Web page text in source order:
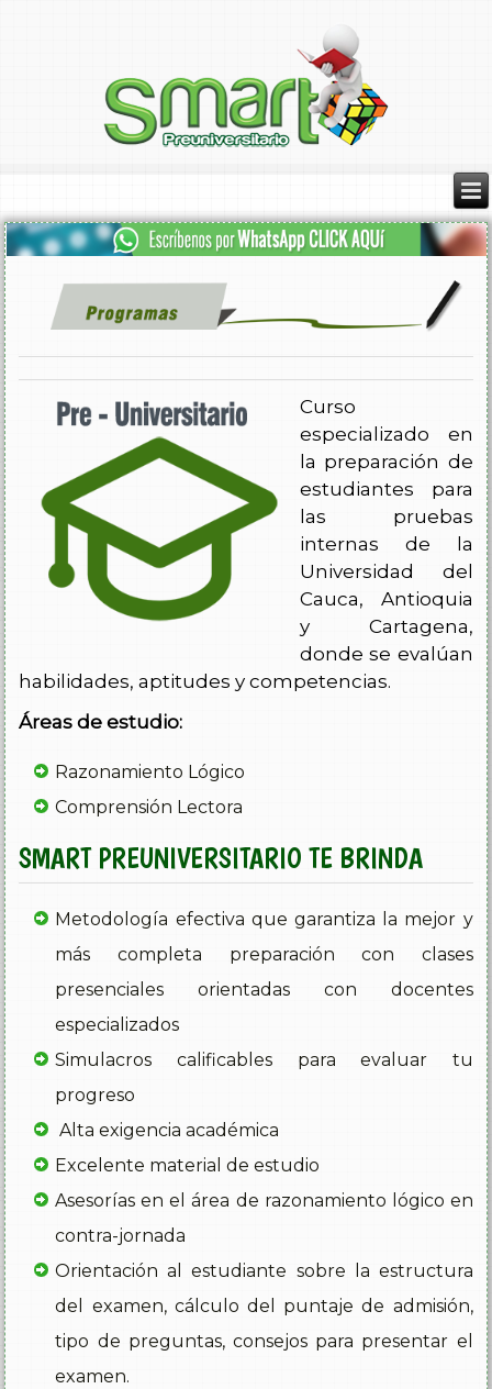
Curso
especializado en
la preparación de
estudiantes para
las pruebas
internas de la
Universidad del
Cauca, Antioquia
y Cartagena,
donde se evalúan
habilidades, aptitudes y competencias.
Áreas de estudio:
Razonamiento Lógico
Comprensión Lectora
SMART PREUNIVERSITARIO TE BRINDA
Metodología efectiva que garantiza la mejor y
más completa preparación con clases
presenciales orientadas con docentes
especializados
Simulacros calificables para evaluar tu
progreso
Alta exigencia académica
Excelente material de estudio
Asesorías en el área de razonamiento lógico en
contra-jornada
Orientación al estudiante sobre la estructura
del examen, cálculo del puntaje de admisión,
tipo de preguntas, consejos para presentar el
examen.